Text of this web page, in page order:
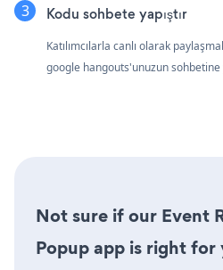
Kodu sohbete yapıştır
Katılımcılarla canlı olarak
google hangouts'unuzun sohbetine
Not sure if our Event
Popup app is right for